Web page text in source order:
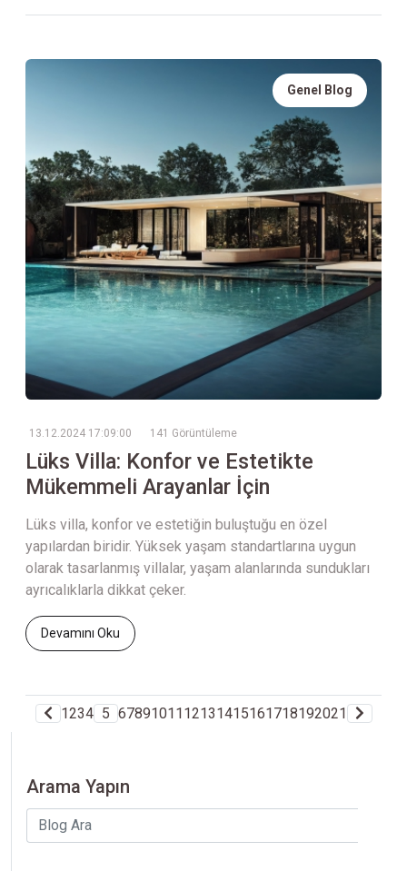
Genel Blog
13.12.2024 17:09:00 141 Görüntüleme
Lüks Villa: Konfor ve Estetikte
Mükemmeli Arayanlar İçin
Lüks villa, konfor ve estetiğin buluştuğu en özel
yapılardan biridir. Yüksek yaşam standartlarına uygun
olarak tasarlanmış villalar, yaşam alanlarında sundukları
ayrıcalıklarla dikkat çeker.
Devamını Oku
1234 5 6789101112131415161718192021
Arama Yapın